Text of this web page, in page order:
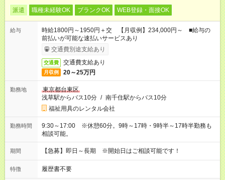
派遣 職種未経験OK ブランクOK WEB登録・面接OK
給与
時給1800円～1950円＋交 【月収例】234,000円～ ■給与の
前払いが可能な速払いサービスあり
交通費別途支給あり
交通費 交通費支給あり
月収例 20～25万円
勤務地
東京都台東区
浅草駅からバス10分 / 南千住駅からバス10分
福祉用具のレンタル会社
勤務時間
9:30～17:00 ※休憩60分。9時～17時・9時半～17時半勤務も
相談可能。
期間 【急募】即日～長期 ※開始日はご相談可能です！
特徴 履歴書不要